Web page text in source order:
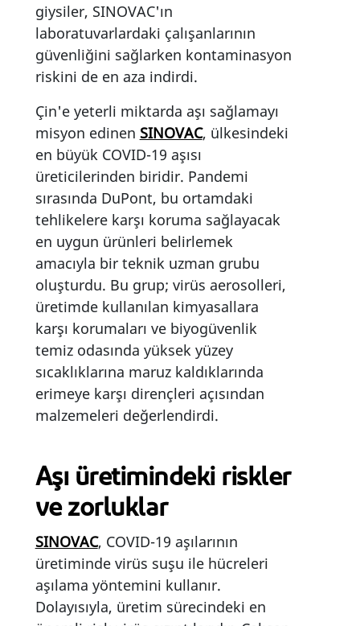
giysiler, SINOVAC'ın
laboratuvarlardaki çalışanlarının
güvenliğini sağlarken kontaminasyon
riskini de en aza indirdi.
Çin'e yeterli miktarda aşı sağlamayı
misyon edinen SINOVAC, ülkesindeki
en büyük COVID-19 aşısı
üreticilerinden biridir. Pandemi
sırasında DuPont, bu ortamdaki
tehlikelere karşı koruma sağlayacak
en uygun ürünleri belirlemek
amacıyla bir teknik uzman grubu
oluşturdu. Bu grup; virüs aerosolleri,
üretimde kullanılan kimyasallara
karşı korumaları ve biyogüvenlik
temiz odasında yüksek yüzey
sıcaklıklarına maruz kaldıklarında
erimeye karşı dirençleri açısından
malzemeleri değerlendirdi.
Aşı üretimindeki riskler
ve zorluklar
SINOVAC, COVID-19 aşılarının
üretiminde virüs suşu ile hücreleri
aşılama yöntemini kullanır.
Dolayısıyla, üretim sürecindeki en